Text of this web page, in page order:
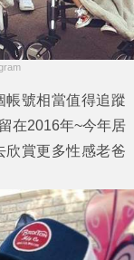
帳號相當值得追蹤
在2016年~今年居
欣賞更多性感老爸